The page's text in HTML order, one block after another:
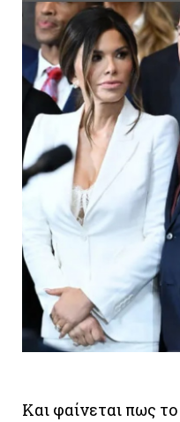
Και φαίνεται πως